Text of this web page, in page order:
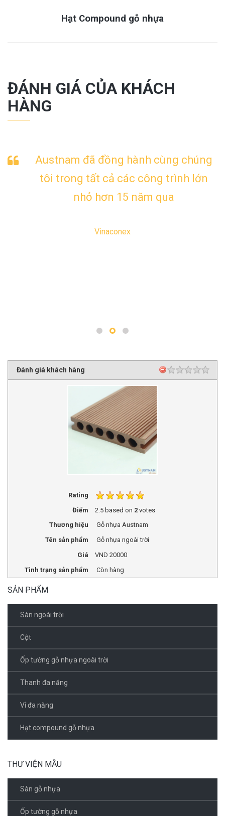
Hạt Compound gỗ nhựa
ĐÁNH GIÁ CỦA KHÁCH
HÀNG
Austnam đã đồng hành cùng chúng
tôi trong tất cả các công trình lớn
nhỏ hơn 15 năm qua
Vinaconex
Đánh giá khách hàng
Rating
Điểm
2.5based on 2votes
Thương hiệu
Gỗ nhựa Austnam
Tên sản phẩm
Gỗ nhựa ngoài trời
Giá
VND 20000
Tình trạng sản phẩm
Còn hàng
SẢN PHẨM
Sàn ngoài trời
Cột
Ốp tường gỗ nhựa ngoài trời
Thanh đa năng
Vỉ đa năng
Hạt compound gỗ nhựa
THƯ VIỆN MẪU
Sàn gỗ nhựa
Ốp tường gỗ nhựa